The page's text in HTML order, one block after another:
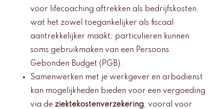
voor lifecoaching aftrekken als bedrijfskosten,
wat het zowel toegankelijker als fiscaal
aantrekkelijker maakt; particulieren kunnen
soms gebruikmaken van een Persoons
Gebonden Budget (PGB).
Samenwerken met je werkgever en arbodienst
kan mogelijkheden bieden voor een vergoeding
via de ziektekostenverzekering, vooral voor